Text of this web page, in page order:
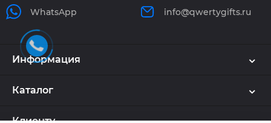
WhatsApp info@qwertygifts.ru
Информация
Каталог
Клиенту